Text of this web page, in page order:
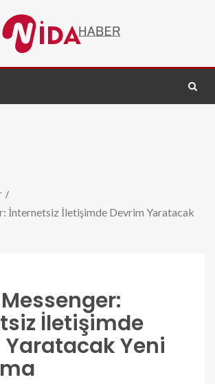
İnternetsiz İletişimde Devrim Yaratacak
İletişimde
Yeni